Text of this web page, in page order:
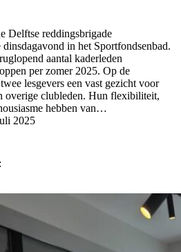
Delftse reddingsbrigade
in het Sportfondsenbad.
aantal kaderleden
per zomer 2025. Op de
lesgevers een vast gezicht voor
overige clubleden. Hun flexibiliteit,
hebben van…
2025